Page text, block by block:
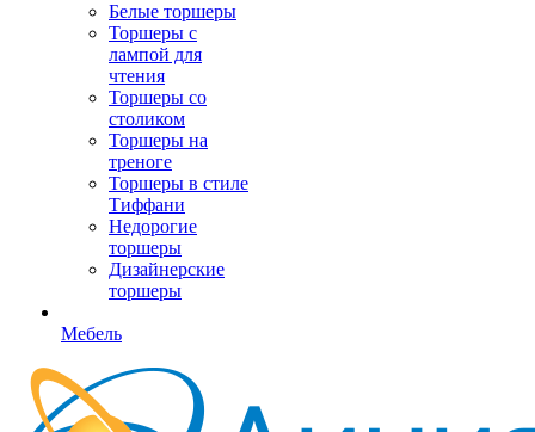
Белые торшеры
Торшеры с
лампой для
чтения
Торшеры со
столиком
Торшеры на
треноге
Торшеры в стиле
Тиффани
Недорогие
торшеры
Дизайнерские
торшеры
Мебель